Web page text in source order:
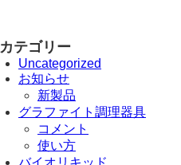
カテゴリー
Uncategorized
お知らせ
新製品
グラファイト調理器具
コメント
使い方